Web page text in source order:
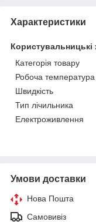
Характеристики
Користувальницькі
Категорія товару
Робоча
Швидкість
Тип лічильника
Електроживлення
Умови доставки
Нова Пошта
Самовивіз